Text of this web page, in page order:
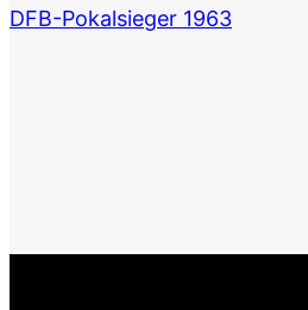
DFB-Pokalsieger 1963